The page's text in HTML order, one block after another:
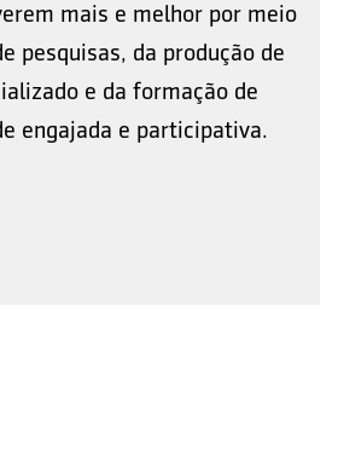
mais e melhor por meio
pesquisas, da produção de
e da formação de
engajada e participativa.